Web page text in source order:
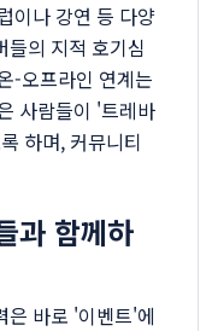
이나 강연 등 다양
들의 지적 호기심
-오프라인 연계는
사람들이 '트레바
하며, 커뮤니티
과 함께하
은 바로 '이벤트'에